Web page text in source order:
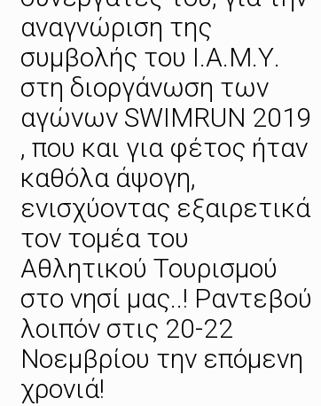
αναγνώριση της
συμβολής του Ι.Α.Μ.Υ.
στη διοργάνωση των
αγώνων SWIMRUN 2019
, που και για φέτος ήταν
καθόλα άψογη,
ενισχύοντας εξαιρετικά
τον τομέα του
Αθλητικού Τουρισμού
στο νησί μας..! Ραντεβού
λοιπόν στις 20-22
Νοεμβρίου την επόμενη
χρονιά!